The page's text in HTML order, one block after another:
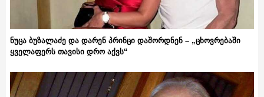
ნუცა ბუზალაძე და დარენ პრინცი დაშორდნენ – „ცხოვრებაში
ყველაფერს თავისი დრო აქვს“